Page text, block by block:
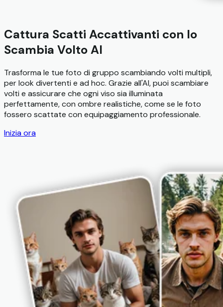
Cattura Scatti Accattivanti con lo
Scambia Volto AI
Trasforma le tue foto di gruppo scambiando volti multipli,
per look divertenti e ad hoc. Grazie all'AI, puoi scambiare
volti e assicurare che ogni viso sia illuminata
perfettamente, con ombre realistiche, come se le foto
fossero scattate con equipaggiamento professionale.
Inizia ora